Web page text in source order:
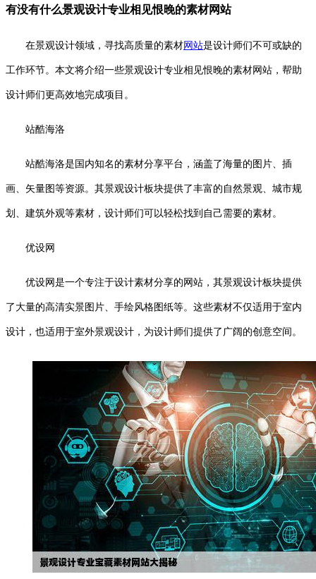
有没有什么景观设计专业相见恨晚的素材网站
在景观设计领域，寻找高质量的素材网站是设计师们不可或缺的
工作环节。本文将介绍一些景观设计专业相见恨晚的素材网站，帮助
设计师们更高效地完成项目。
站酷海洛
站酷海洛是国内知名的素材分享平台，涵盖了海量的图片、插
画、矢量图等资源。其景观设计板块提供了丰富的自然景观、城市规
划、建筑外观等素材，设计师们可以轻松找到自己需要的素材。
优设网
优设网是一个专注于设计素材分享的网站，其景观设计板块提供
了大量的高清实景图片、手绘风格图纸等。这些素材不仅适用于室内
设计，也适用于室外景观设计，为设计师们提供了广阔的创意空间。